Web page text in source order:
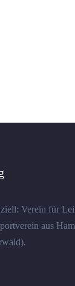
Verein für
aus